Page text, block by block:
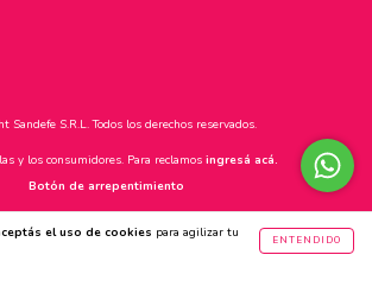
el uso de cookies para agilizar tu
ENTENDIDO
Sandefe S.R.L. Todos los derechos reservados.
y los consumidores. Para reclamos ingresá acá.
Botón de arrepentimiento